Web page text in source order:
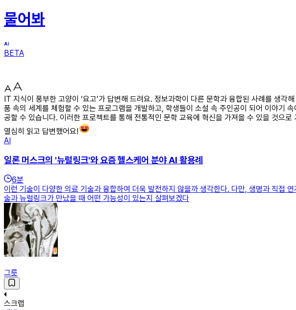
물어봐
BETA
IT 지식이 풍부한 고양이 ‘요고’가 답변해 드려요. 정보과학이 다른 문학과 융합된 사례를 생
품 속의 세계를 체험할 수 있는 프로그램을 개발하고, 학생들이 소설 속 주인공이 되어 이야기
공할 수 있습니다. 이러한 프로젝트를 통해 전통적인 문학 교육에 혁신을 가져올 수 있을 것으로
열심히 읽고 답변했어요!
AI
일론 머스크의 '뉴럴링크'와 요즘 헬스케어 분야 AI 활용례
6분
이런 기술이 다양한 의료 기술과 융합하여 더욱 발전하지 않을까 생각한다. 다만, 생명과 직접
술과 뉴럴링크가 만났을 때 어떤 가능성이 있는지 살펴보겠다
그릇
스크랩